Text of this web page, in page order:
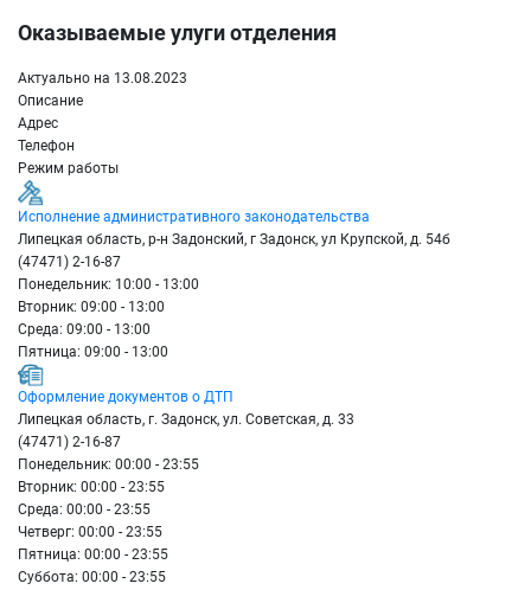
Оказываемые улуги отделения
Актуально на 13.08.2023
Описание
Адрес
Телефон
Режим работы
Исполнение административного законодательства
Липецкая область, р-н Задонский, г Задонск, ул Крупской, д. 54б
(47471) 2-16-87
Понедельник: 10:00 - 13:00
Вторник: 09:00 - 13:00
Среда: 09:00 - 13:00
Пятница: 09:00 - 13:00
Оформление документов о ДТП
Липецкая область, г. Задонск, ул. Советская, д. 33
(47471) 2-16-87
Понедельник: 00:00 - 23:55
Вторник: 00:00 - 23:55
Среда: 00:00 - 23:55
Четверг: 00:00 - 23:55
Пятница: 00:00 - 23:55
Суббота: 00:00 - 23:55